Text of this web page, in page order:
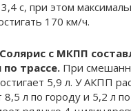
с, при этом
170 км/ч.
с МКПП
трассе. При
5,9 л. У АКПП
8,5 л по городу и 5,2 л по